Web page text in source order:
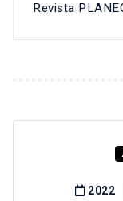
Revista
2022